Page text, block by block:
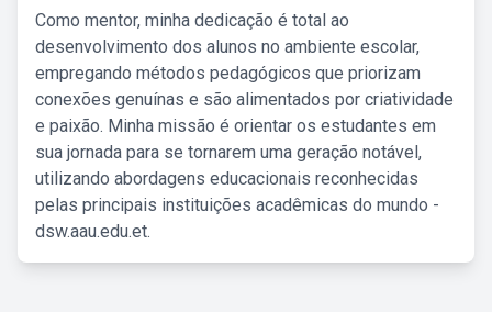
Como mentor, minha dedicação é total ao
desenvolvimento dos alunos no ambiente escolar,
empregando métodos pedagógicos que priorizam
conexões genuínas e são alimentados por criatividade
e paixão. Minha missão é orientar os estudantes em
sua jornada para se tornarem uma geração notável,
utilizando abordagens educacionais reconhecidas
pelas principais instituições acadêmicas do mundo -
dsw.aau.edu.et.